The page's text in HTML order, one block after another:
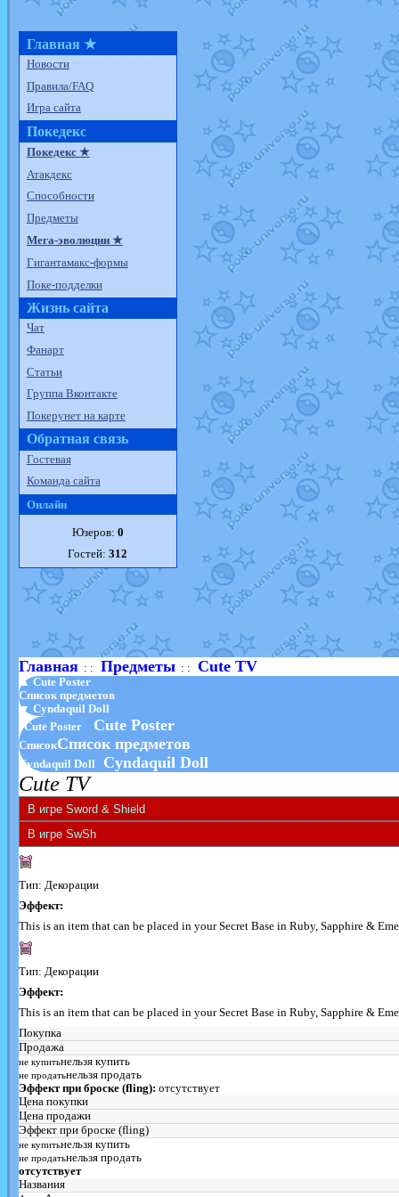
Главная ★
Новости
Правила/FAQ
Игра сайта
Покедекс
Покедекс ★
Атакдекс
Способности
Предметы
Мега-эволюции ★
Гигантамакс-формы
Поке-подделки
Жизнь сайта
Чат
Фанарт
Статьи
Группа Вконтакте
Покерунет на карте
Обратная связь
Гостевая
Команда сайта
Онлайн
Юзеров: 0
Гостей:312
Главная: : Предметы: : Cute TV
▲ Cute Poster
Список предметов
▼ Cyndaquil Doll
Cute Poster
Cute Poster
СписокСписок предметов
Cyndaquil Doll Cyndaquil Doll
Cute TV
Тип: Декорации
Эффект:
This is an item that can be placed in your Secret Base in Ruby, Sapphire &
Тип: Декорации
Эффект:
This is an item that can be placed in your Secret Base in Ruby, Sapphire &
Покупка
Продажа
не купитьнельзя купить
не продатьнельзя продать
Эффект при броске (fling): отсутствует
Цена покупки
Цена продажи
Эффект при броске (fling)
не купитьнельзя купить
не продатьнельзя продать
отсутствует
Названия